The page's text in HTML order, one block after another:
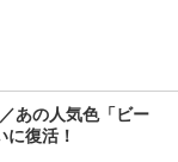
あの人気色「ビー
復活！